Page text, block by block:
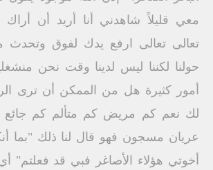
معي قليلاً شاهدني أنا أريد أن أراك
تعالى تعالى ارفع يدك لفوق وتحدث
حولنا لكننا ليس لدينا وقت نحن
أمور كثيرة هل من الممكن أن ترى
لك نعم كم مريض كم متألم كم
عريان مسجون فهو قال لنا ذلك "بما
أخوتي هؤلاء الأصاغر فبي قد فعلتم"